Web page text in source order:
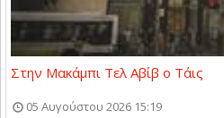
Στην Μακάμπι Τελ Αβίβ ο Τάις
05 Αυγούστου 2026 15:19